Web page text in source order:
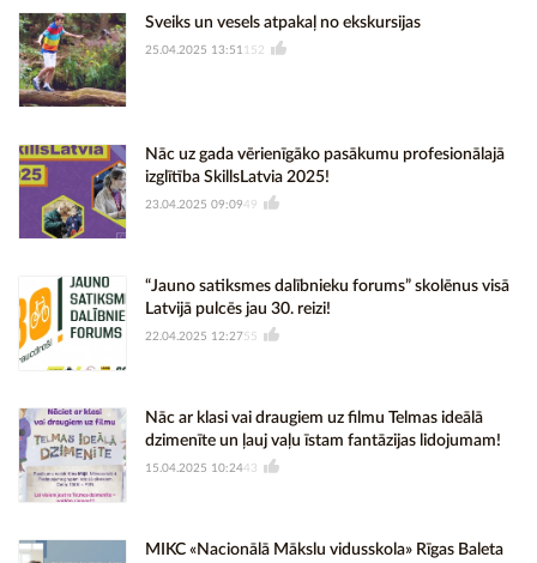
Sveiks un vesels atpakaļ no ekskursijas
25.04.2025 13:51 152
Nāc uz gada vērienīgāko pasākumu profesionālajā
izglītība SkillsLatvia 2025!
23.04.2025 09:0949
“Jauno satiksmes dalībnieku forums” skolēnus visā
Latvijā pulcēs jau 30. reizi!
22.04.2025 12:2755
Nāc ar klasi vai draugiem uz filmu Telmas ideālā
dzimenīte un ļauj vaļu īstam fantāzijas lidojumam!
15.04.2025 10:2443
MIKC «Nacionālā Mākslu vidusskola» Rīgas Baleta